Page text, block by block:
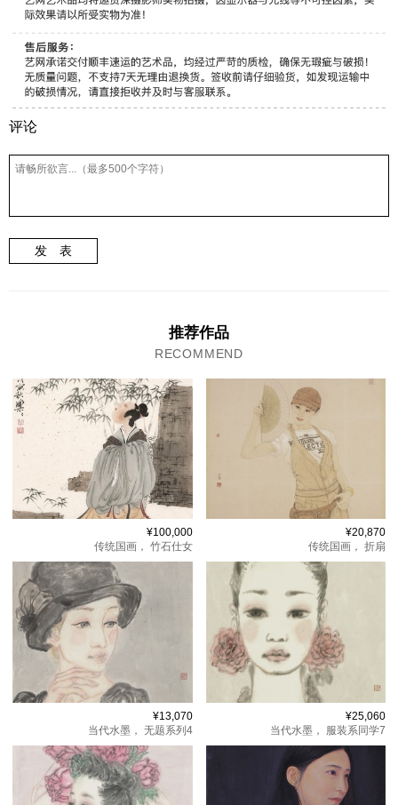
评论
发 表
推荐作品
RECOMMEND
¥100,000
传统国画， 竹石仕女
¥20,870
传统国画， 折扇
¥13,070
当代水墨， 无题系列4
¥25,060
当代水墨，
服装系同学7